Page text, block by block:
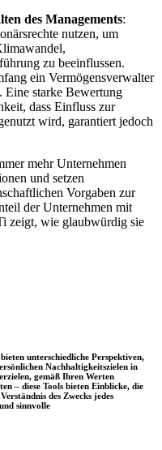
des Managements:
nutzen, um
zu beeinflussen.
ein Vermögensverwalter
Eine starke Bewertung
dass Einfluss zur
wird, garantiert jedoch
mehr Unternehmen
und setzen
Vorgaben zur
der Unternehmen mit
zeigt, wie glaubwürdig sie
unterschiedliche Perspektiven,
Nachhaltigkeitszielen in
gemäß Ihren Werten
– diese Tools bieten Einblicke, die
des Zwecks jedes
sinnvolle